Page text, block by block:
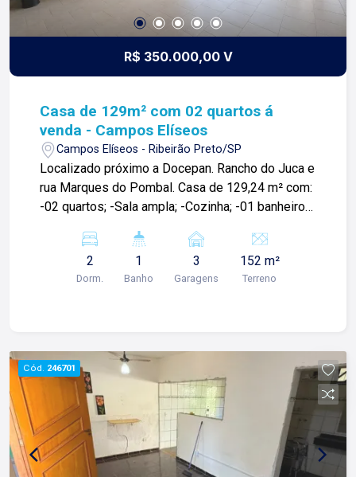
R$ 350.000,00 V
Casa de 129m² com 02 quartos á
venda - Campos Elíseos
Campos Elíseos - Ribeirão Preto/SP
Localizado próximo a Docepan. Rancho do Juca e
rua Marques do Pombal. Casa de 129,24 m² com:
-02 quartos; -Sala ampla; -Cozinha; -01 banheiros
Para mais informações e agendar visita, entre em
contato. Lago Imóveis - Desde 1987 construindo
relacionamentos e confiança com nossos
2
Dorm.
1
Banho
3
Garagens
152 m²
Terreno
Cód. 246701